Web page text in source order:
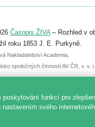
se můžete do 6. září.
přihlášené přednášky
je už 30. června.
Časopis ŽIVA– Rozhled v
roku 1853 J. E. Purkyně.
Nakladatelství Academia,
společných činností AV ČR, v. v.
poskytování funkcí pro
svého